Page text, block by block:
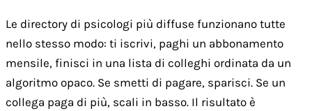
Le directory di psicologi più diffuse funzionano tutte
nello stesso modo: ti iscrivi, paghi un abbonamento
mensile, finisci in una lista di colleghi ordinata da un
algoritmo opaco. Se smetti di pagare, sparisci. Se un
collega paga di più, scali in basso. Il risultato è